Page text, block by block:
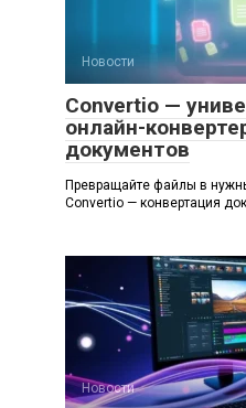
Новости
Convertio —
онлайн-
документов
Превращайте файлы в
Convertio — конвертация
Новости